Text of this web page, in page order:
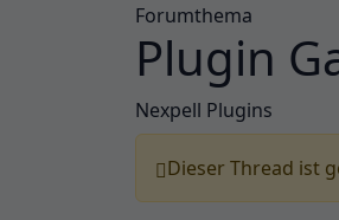
Forumthema
Plugin
Nexpell Plugins
Dieser Thread ist